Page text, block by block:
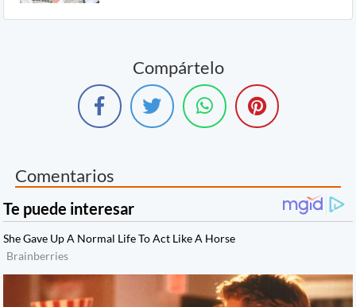
Compártelo
Comentarios